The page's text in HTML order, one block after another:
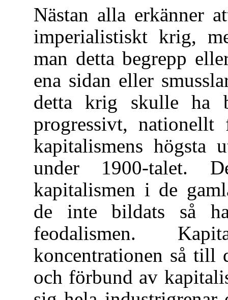
Nästan alla erkänner
imperialistiskt krig,
man detta begrepp
ena sidan eller
detta krig skulle ha
progressivt, nationellt
kapitalismens högsta
under 1900-talet.
kapitalismen i de
de inte bildats så
feodalismen.
koncentrationen så till
och förbund av